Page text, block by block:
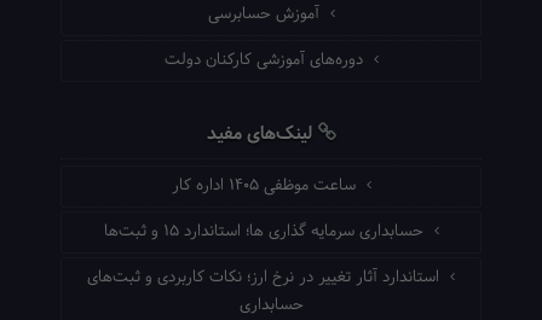
آموزش حسابرسی
دوره‌های آموزشی کارکنان دولت
لینک‌های مفید
ساعت موظفی ۱۴۰۵ اداره کار
حسابداری سرمایه گذاری ها؛ استاندارد ۱۵ و ثبت‌ها
استاندارد آثار تغییر در نرخ ارز؛ نکات کاربردی و ثبت‌های
حسابداری